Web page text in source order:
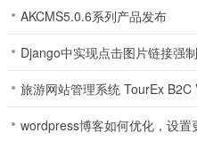
推着购物车穿梭于货架之间，轻
独栋建筑搭配绿意盎然的花园。
雅致，更有专属泳池和休闲区
AKCMS5.0.6系列产品发布
Django中实现点击图片链接强
旅游网站管理系统 TourEx B2C
wordpress博客如何优化，设置